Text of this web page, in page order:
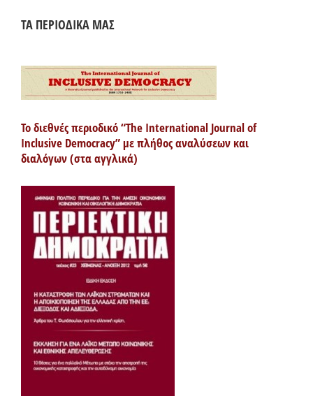
ΤΑ ΠΕΡΙΟΔΙΚΑ ΜΑΣ
Το διεθνές περιοδικό “The International Journal of
Inclusive Democracy” με πλήθος αναλύσεων και
διαλόγων (στα αγγλικά)